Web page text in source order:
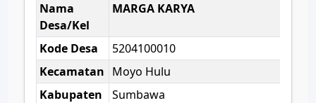
Nama
Desa/Kel
MARGA KARYA
Kode Desa
5204100010
Kecamatan Moyo Hulu
Kabupaten
Sumbawa